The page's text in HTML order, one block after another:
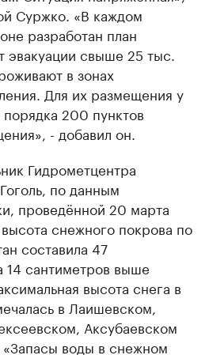
Суржко. «В каждом
разработан план
эвакуации свыше 25 тыс.
в зонах
Для их размещения у
200 пунктов
- добавил он.
Гидрометцентра
по данным
проведённой 20 марта
снежного покрова по
составила 47
14 сантиметров выше
высота снега в
в Лаишевском,
Аксубаевском
«Запасы воды в снежном